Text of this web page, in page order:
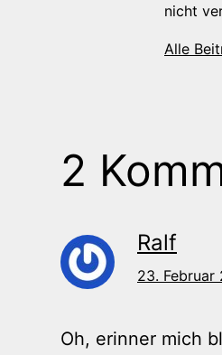
nicht
Alle
2
Ralf
23. Februar
Oh, erinner mich